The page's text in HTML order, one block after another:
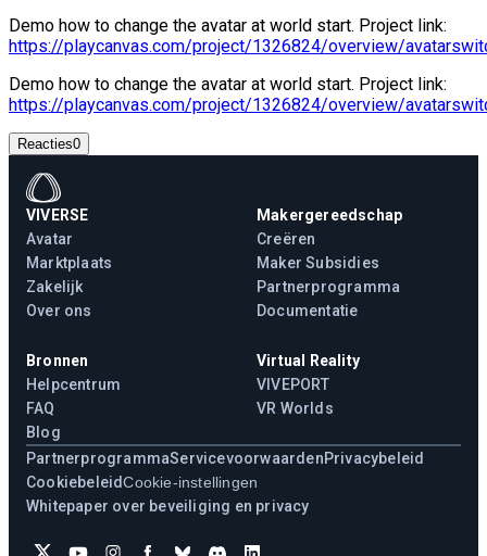
Demo how to change the avatar at world start. Project link:
https://playcanvas.com/project/1326824/overview/
Demo how to change the avatar at world start. Project link:
https://playcanvas.com/project/1326824/overview/
Reacties0
VIVERSE
Avatar
Marktplaats
Zakelijk
Over ons
Makergereedschap
Creëren
Maker Subsidies
Partnerprogramma
Documentatie
Bronnen
Helpcentrum
FAQ
Blog
Virtual Reality
VIVEPORT
VR Worlds
PartnerprogrammaServicevoorwaardenPrivacybeleid
CookiebeleidCookie-instellingen
Whitepaper over beveiliging en privacy